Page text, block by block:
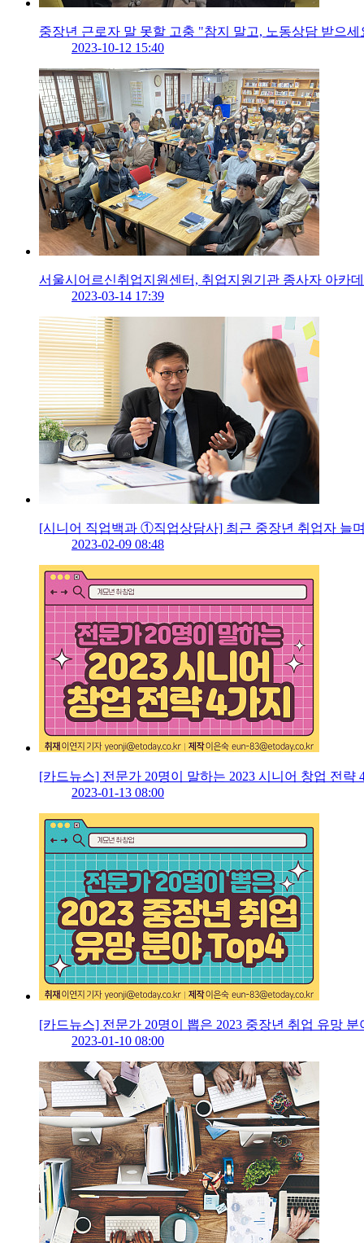
중장년 근로자 말 못할 고충 "참지 말고, 노동상담 받으세
2023-10-12 15:40
서울시어르신취업지원센터, 취업지원기관 종사자 아카
2023-03-14 17:39
[시니어 직업백과 ①직업상담사] 최근 중장년 취업자 늘
2023-02-09 08:48
[카드뉴스] 전문가 20명이 말하는 2023 시니어 창업 전략
2023-01-13 08:00
[카드뉴스] 전문가 20명이 뽑은 2023 중장년 취업 유망 분
2023-01-10 08:00